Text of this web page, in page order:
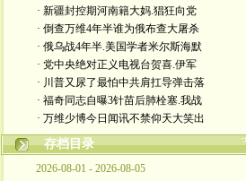
· 新疆封控期河南籍大妈.猖狂向党
· 倒查万维4年半谁为俄布查大屠杀
· 俄乌战4年半.美国学者米尔斯海默
· 党中央绝对正义电视台贺喜.伊军
· 川普又尿了最怕中共肩扛导弹击落
· 福奇同志自曝3针苗后肺栓塞.我战
· 万维少博今日闻讯不禁仰天大笑出
存档目录
2026-08-01 - 2026-08-05